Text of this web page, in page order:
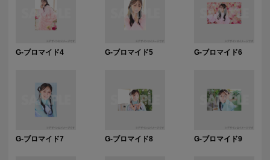
G-ブロマイド4 G-ブロマイド5 G-ブロマイド6
G-ブロマイド7 G-ブロマイド8 G-ブロマイド9